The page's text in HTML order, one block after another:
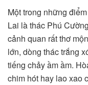
Một trong những
Lai là thác Phú
cảnh quan rất thơ
lớn, dòng thác trắng
tiếng chảy ầm ầm.
chim hót hay lao xao